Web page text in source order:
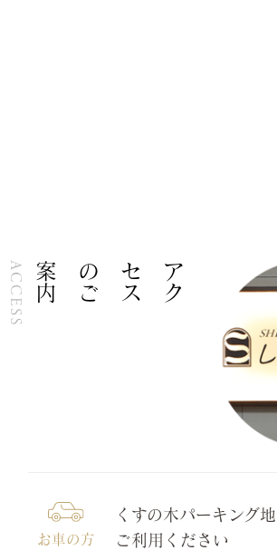
ア
ク
セ
ス
の
ご
案
内
お車の方
くすの木パーキング
ご利用ください